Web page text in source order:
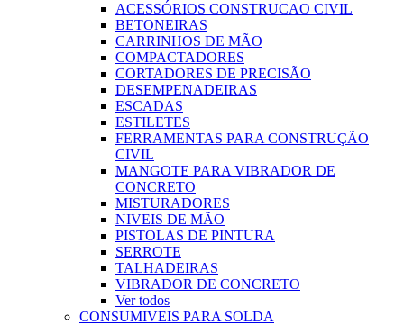
ACESSÓRIOS CONSTRUCAO CIVIL
BETONEIRAS
CARRINHOS DE MÃO
COMPACTADORES
CORTADORES DE PRECISÃO
DESEMPENADEIRAS
ESCADAS
ESTILETES
FERRAMENTAS PARA CONSTRUÇÃO
CIVIL
MANGOTE PARA VIBRADOR DE
CONCRETO
MISTURADORES
NIVEIS DE MÃO
PISTOLAS DE PINTURA
SERROTE
TALHADEIRAS
VIBRADOR DE CONCRETO
Ver todos
CONSUMIVEIS PARA SOLDA